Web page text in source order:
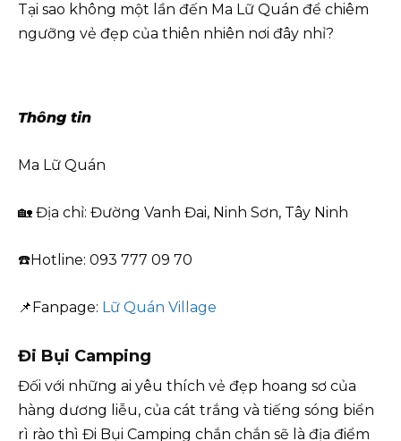
Tại sao không một lần đến Ma Lữ Quán để chiêm
ngưỡng vẻ đẹp của thiên nhiên nơi đây nhỉ?
Thông tin
Ma Lữ Quán
🏡 Địa chỉ: Đường Vanh Đai, Ninh Sơn, Tây Ninh
☎️Hotline: 093 777 09 70
📌Fanpage: Lữ Quán Village
Đi Bụi Camping
Đối với những ai yêu thích vẻ đẹp hoang sơ của
hàng dương liễu, của cát trắng và tiếng sóng biển
rì rào thì Đi Bụi Camping chắn chắn sẽ là địa điểm